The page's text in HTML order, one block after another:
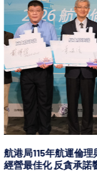
台鐵鳳山高雄機廠華
幕退休員工導覽巡禮